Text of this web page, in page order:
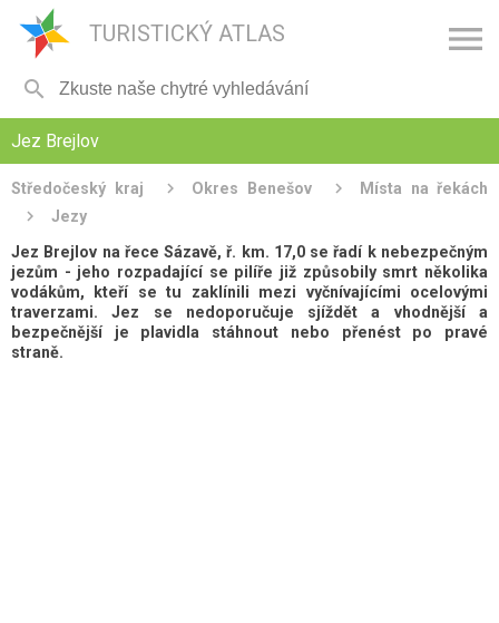
TURISTICKÝ ATLAS 

Jez Brejlov
Středočeský kraj Okres Benešov
Místa na řekách
Jezy
Jez Brejlov na řece Sázavě, ř. km. 17,0 se řadí k nebezpečným
jezům - jeho rozpadající se pilíře již způsobily smrt několika
vodákům, kteří se tu zaklínili mezi vyčnívajícími ocelovými
traverzami. Jez se nedoporučuje sjíždět a vhodnější a
bezpečnější je plavidla stáhnout nebo přenést po pravé
straně.